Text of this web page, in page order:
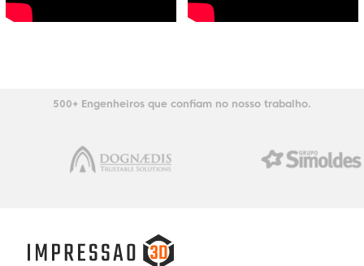
500+ Engenheiros que confiam no nosso trabalho.